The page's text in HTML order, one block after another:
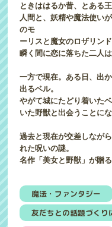
ときははるか昔、とある王
人間と、妖精や魔法使い
のモ
ーリスと魔女のロザリンド
瞬く間に恋に落ちた二人
一方で現在。ある日、出
出るベル。
やがて城にたどり着いた
いた野獣と出会うことに
過去と現在が交差しなが
れた呪いの謎。
名作「美女と野獣」が贈
魔法・ファンタジー
友だちとの話題づくり